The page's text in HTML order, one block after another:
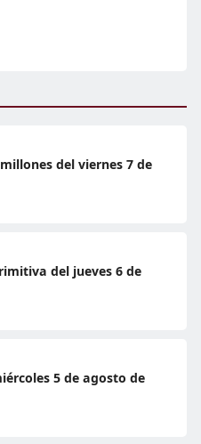
del viernes 7 de
del jueves 6 de
5 de agosto de